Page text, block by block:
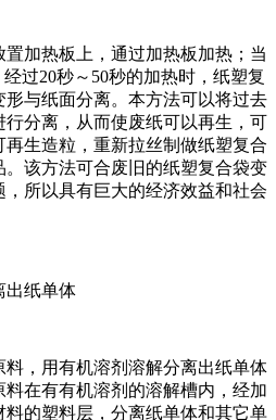
加热板上，通过加热板加热；当
过20秒～50秒的加热时，纸塑复
与纸面分离。本方法可以将过去
分离，从而使废纸可以再生，可
生造粒，重新拉丝制做纸塑复合
该方法可合废旧的纸塑复合袋变
所以具有巨大的经济效益和社会
出纸单体
料，用有机溶剂溶解分离出纸单体
在有有机溶剂的溶解槽内，经加
的塑料层，分离纸单体和其它单